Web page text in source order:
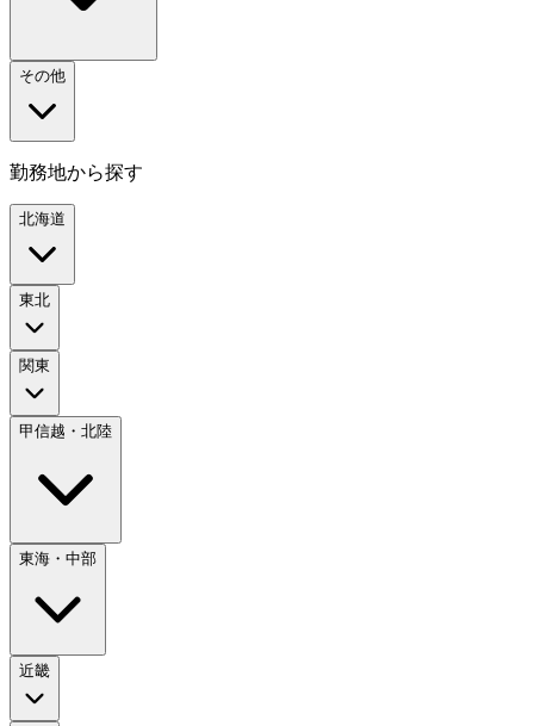
その他
勤務地から探す
北海道
東北
関東
甲信越・北陸
東海・中部
近畿